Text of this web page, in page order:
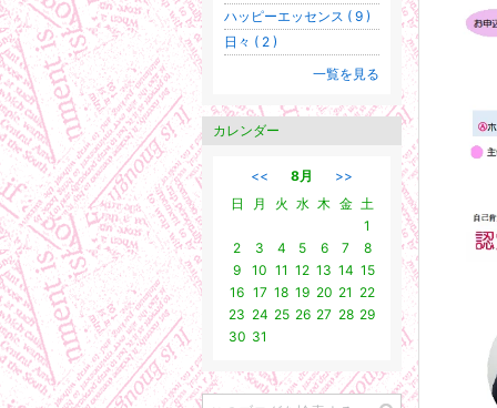
ハッピーエッセンス ( 9 )
日々 ( 2 )
一覧を見る
カレンダー
<< 8月
>>
日
月 火 水 木 金 土
1
2
3 4 5 6 7
8
9
10 11 12 13 14 15
16 17 18 19 20 21 22
23 24 25 26 27 28 29
30 31